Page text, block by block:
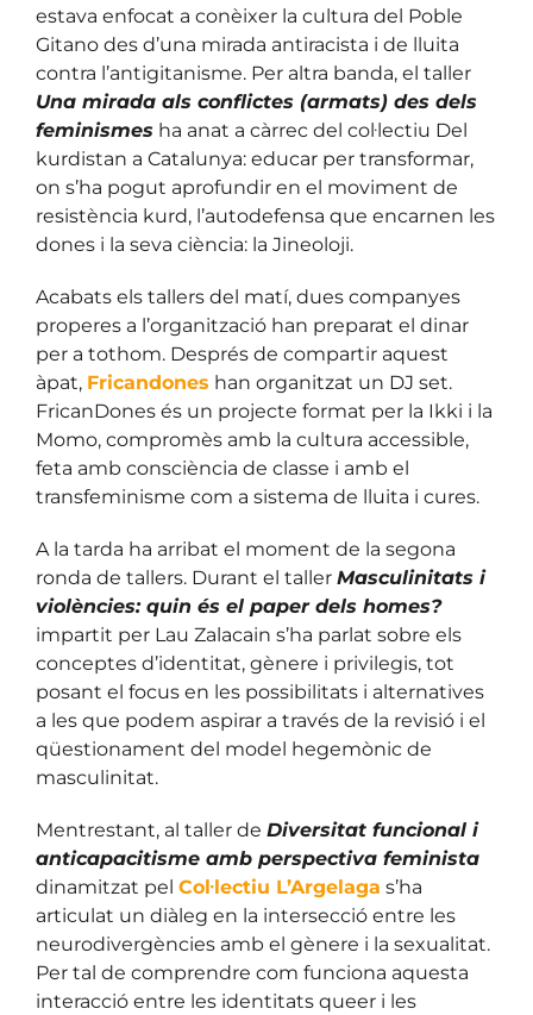
estava enfocat a conèixer la cultura del Poble
Gitano des d’una mirada antiracista i de lluita
contra l’antigitanisme. Per altra banda, el taller
Una mirada als conflictes (armats) des dels
feminismesha anat a càrrec del col·lectiu Del
kurdistan a Catalunya: educar per transformar,
on s’ha pogut aprofundir en el moviment de
resistència kurd, l’autodefensa que encarnen les
dones i la seva ciència: la Jineoloji.
Acabats els tallers del matí, dues companyes
properes a l’organització han preparat el dinar
per a tothom. Després de compartir aquest
àpat, Fricandones han organitzat un DJ set.
FricanDones és un projecte format per la Ikki i la
Momo, compromès amb la cultura accessible,
feta amb consciència de classe i amb el
transfeminisme com a sistema de lluita i cures.
A la tarda ha arribat el moment de la segona
ronda de tallers. Durant el taller Masculinitats i
violències: quin és el paper dels homes?
impartit per Lau Zalacain s’ha parlat sobre els
conceptes d’identitat, gènere i privilegis, tot
posant el focus en les possibilitats i alternatives
a les que podem aspirar a través de la revisió i el
qüestionament del model hegemònic de
masculinitat.
Mentrestant, al taller de Diversitat funcional i
anticapacitisme amb perspectiva feminista
dinamitzat pel Col·lectiu L’Argelaga s’ha
articulat un diàleg en la intersecció entre les
neurodivergències amb el gènere i la sexualitat.
Per tal de comprendre com funciona aquesta
interacció entre les identitats queer i les